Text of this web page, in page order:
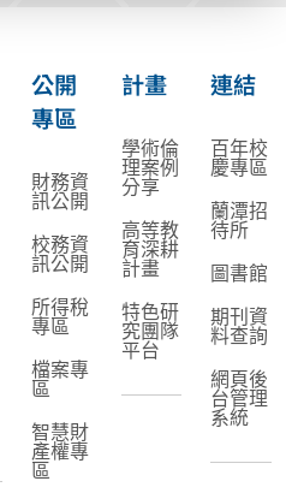
公開
專區
財務資
訊公開
校務資
訊公開
所得稅
專區
檔案專
區
智慧財
產權專
區
計畫
學術倫
理案例
分享
高等教
育深耕
計畫
特色研
究團隊
平台
連結
百年校
慶專區
蘭潭招
待所
圖書館
期刊資
料查詢
網頁後
台管理
系統